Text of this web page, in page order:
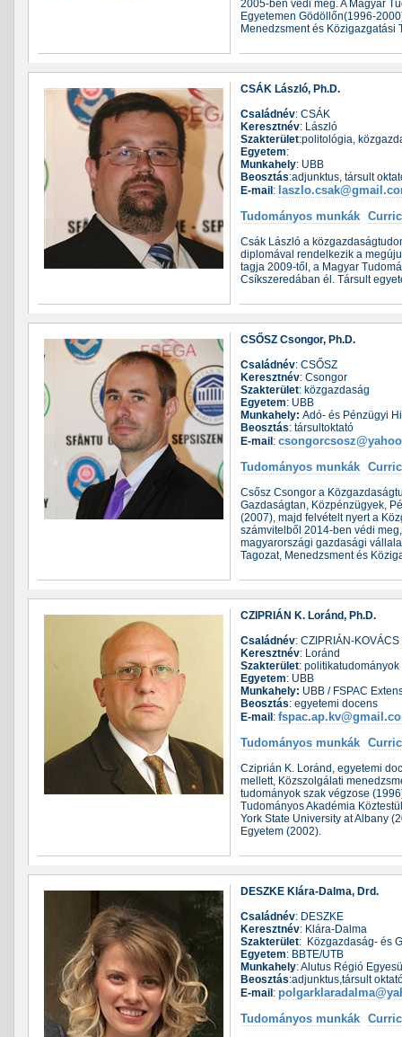
2005-ben védi meg. A Magyar
Egyetemen Gödöllőn(1996-
Menedzsment és Közigazgatási
CSÁK László, Ph.D.
Családnév: CSÁK
Keresztnév: László
Szakterület:politológia,
Egyetem:
Munkahely: UBB
Beosztás:adjunktus, társult
E-mail :
Tudományos munkák
Csák László a
diplomával rendelkezik a
tagja 2009-től, a Magyar
Csíkszeredában él. Társult
CSŐSZ Csongor, Ph.D.
Családnév: CSŐSZ
Keresztnév: Csongor
Szakterület: közgazdaság
Egyetem: UBB
Munkahely: Adó- és Pénzügyi
Beosztás: társultoktató
E-mail :
Tudományos munkák
Csősz Csongor a
Gazdaságtan, Közpénzügyek,
(2007), majd felvételt nyert a
számvitelből 2014-ben védi
magyarországi gazdasági
Tagozat, Menedzsment és
CZIPRIÁN K. Loránd, Ph.D.
Családnév: CZIPRIÁN-KOVÁCS
Keresztnév: Loránd
Szakterület: politikatudományok
Egyetem: UBB
Munkahely: UBB / FSPAC
Beosztás: egyetemi docens
E-mail :
Tudományos munkák
Cziprián K. Loránd, egyetemi
mellett, Közszolgálati
tudományok szak végzose
Tudományos Akadémia
York State University at Albany
Egyetem (2002).
DESZKE Klára-Dalma, Drd.
Családnév: DESZKE
Keresztnév: Klára-Dalma
Szakterület: Közgazdaság- és
Egyetem: BBTE/UTB
Munkahely: Alutus Régió
Beosztás:adjunktus,társult
E-mail :
Tudományos munkák